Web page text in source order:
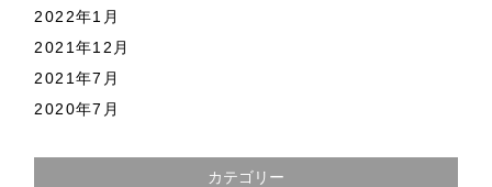
2022年1月
2021年12月
2021年7月
2020年7月
カテゴリー